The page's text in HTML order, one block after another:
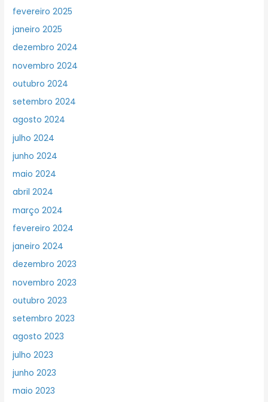
fevereiro 2025
janeiro 2025
dezembro 2024
novembro 2024
outubro 2024
setembro 2024
agosto 2024
julho 2024
junho 2024
maio 2024
abril 2024
março 2024
fevereiro 2024
janeiro 2024
dezembro 2023
novembro 2023
outubro 2023
setembro 2023
agosto 2023
julho 2023
junho 2023
maio 2023